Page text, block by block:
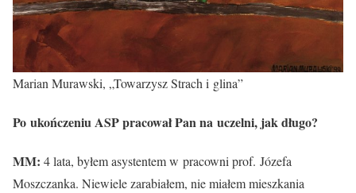
Marian Murawski, „Towarzysz Strach i glina”
Po ukończeniu ASP pracował Pan na uczelni, jak długo?
MM: 4 lata, byłem asystentem w pracowni prof. Józefa
Moszczanka. Niewiele zarabiałem, nie miałem mieszkania